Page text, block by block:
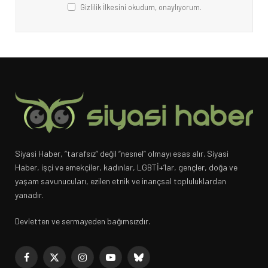
Gizlilik İlkesini okudum, onaylıyorum.
Siyasi Haber, “tarafsız” değil “nesnel” olmayı esas alır. Siyasi
Haber, işçi ve emekçiler, kadınlar, LGBTİ+’lar, gençler, doğa ve
yaşam savunucuları, ezilen etnik ve inançsal topluluklardan
yanadır.
Devletten ve sermayeden bağımsızdır.
Facebook
X InstagramYouTubeBluesky